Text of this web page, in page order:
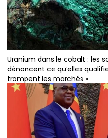
Uranium dans le cobalt : les
dénoncent ce qu’elles
trompent les marchés »